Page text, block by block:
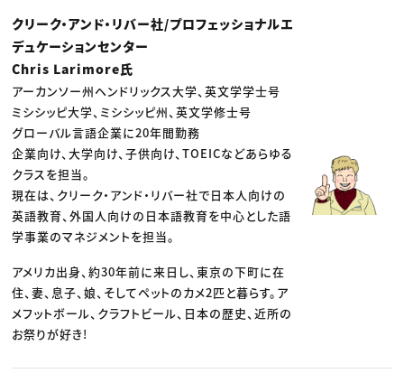
クリーク・アンド・リバー社/プロフェッショナルエ
デュケーションセンター
Chris Larimore氏
アーカンソー州ヘンドリックス大学、英文学学士号
ミシシッピ大学、ミシシッピ州、英文学修士号
グローバル言語企業に20年間勤務
企業向け、大学向け、子供向け、TOEICなどあらゆる
クラスを担当。
現在は、クリーク・アンド・リバー社で日本人向けの
英語教育、外国人向けの日本語教育を中心とした語
学事業のマネジメントを担当。
アメリカ出身、約30年前に来日し、東京の下町に在
住、妻、息子、娘、そしてペットのカメ2匹と暮らす。ア
メフットボール、クラフトビール、日本の歴史、近所の
お祭りが好き!